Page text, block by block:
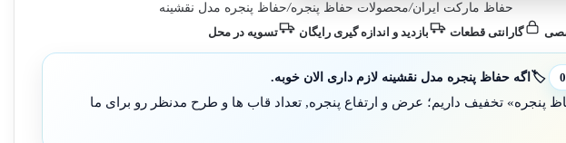
حفاظ مارکت ایران/محصولات حفاظ پنجره/حفاظ پنجره مدل نقشینه
گارانتی قطعات بازدید و اندازه گیری رایگان تسویه در محل
🏷️ اگه حفاظ پنجره مدل نقشینه لازم داری الان خوبه.
پنجره» تخفیف داریم؛ عرض و ارتفاع پنجره, تعداد قاب ها و طرح مدنظر رو برای ما